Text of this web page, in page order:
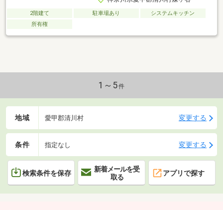
2階建て 駐車場あり
システムキッチン
所有権
1～5件
地域 愛甲郡清川村 変更する
条件 指定なし 変更する
検索条件を保存
新着メールを受
取る
アプリで探す